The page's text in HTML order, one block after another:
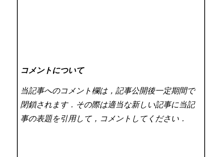
コメントについて
当記事へのコメント欄は，記事公開後一定期間で
閉鎖されます．その際は適当な新しい記事に当記
事の表題を引用して，コメントしてください．